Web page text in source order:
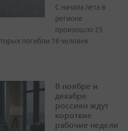
С начала лета в
регионе
произошло 25
погибли 18 человек
В ноябре и
декабре
россиян ждут
короткие
рабочие недели